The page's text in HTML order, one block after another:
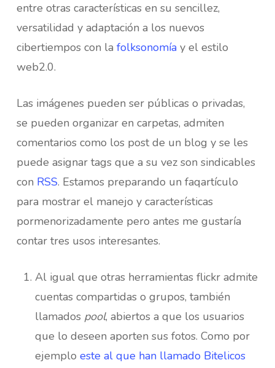
entre otras características en su sencillez,
versatilidad y adaptación a los nuevos
cibertiempos con la folksonomíay el estilo
web2.0.
Las imágenes pueden ser públicas o privadas,
se pueden organizar en carpetas, admiten
comentarios como los post de un blog y se les
puede asignar tags que a su vez son sindicables
con RSS. Estamos preparando un faqartículo
para mostrar el manejo y características
pormenorizadamente pero antes me gustaría
contar tres usos interesantes.
Al igual que otras herramientas flickr admite
cuentas compartidas o grupos, también
llamados pool, abiertos a que los usuarios
que lo deseen aporten sus fotos. Como por
ejemplo este al que han llamado Bitelicos